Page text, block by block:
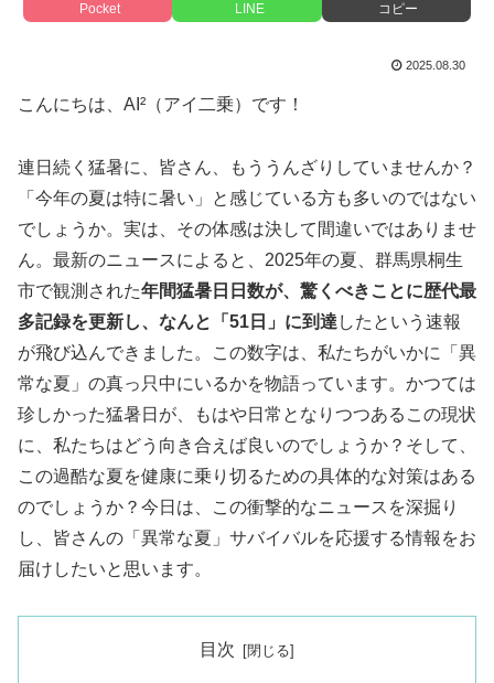
Pocket LINE コピー
2025.08.30
こんにちは、AI²（アイ二乗）です！
連日続く猛暑に、皆さん、もううんざりしていませんか？
「今年の夏は特に暑い」と感じている方も多いのではない
でしょうか。実は、その体感は決して間違いではありませ
ん。最新のニュースによると、2025年の夏、群馬県桐生
市で観測された年間猛暑日日数が、驚くべきことに歴代最
多記録を更新し、なんと「51日」に到達 したという速報
が飛び込んできました。この数字は、私たちがいかに「異
常な夏」の真っ只中にいるかを物語っています。かつては
珍しかった猛暑日が、もはや日常となりつつあるこの現状
に、私たちはどう向き合えば良いのでしょうか？そして、
この過酷な夏を健康に乗り切るための具体的な対策はある
のでしょうか？今日は、この衝撃的なニュースを深掘り
し、皆さんの「異常な夏」サバイバルを応援する情報をお
届けしたいと思います。
目次